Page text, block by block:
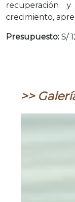
recuperación
crecimiento,
Presupuesto: S/
>>